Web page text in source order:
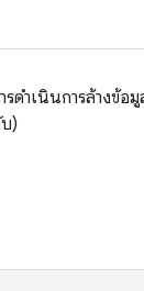
ดําเนินการล้างข้อ
)